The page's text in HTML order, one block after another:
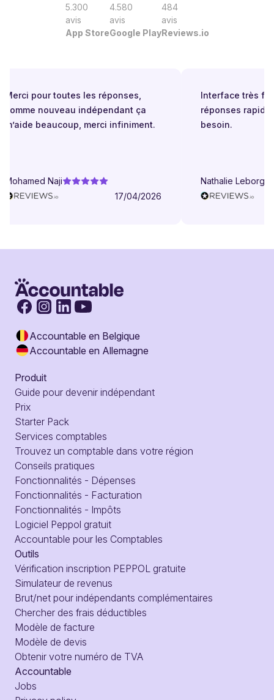
5.300
avis
App Store
4.580
avis
Google Play
484
avis
Reviews.io
pour toutes les réponses,
nouveau indépendant ça
beaucoup, merci infiniment.
Naji
17/04/2026
Interface très
réponses
besoin.
Nathalie Leborgne
Accountable en Belgique
Accountable en Allemagne
Produit
Guide pour devenir indépendant
Prix
Starter Pack
Services comptables
Trouvez un comptable dans votre région
Conseils pratiques
Fonctionnalités - Dépenses
Fonctionnalités - Facturation
Fonctionnalités - Impôts
Logiciel Peppol gratuit
Accountable pour les Comptables
Outils
Vérification inscription PEPPOL gratuite
Simulateur de revenus
Brut/net pour indépendants complémentaires
Chercher des frais déductibles
Modèle de facture
Modèle de devis
Obtenir votre numéro de TVA
Accountable
Jobs